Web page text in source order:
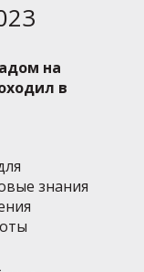
на
в
знания